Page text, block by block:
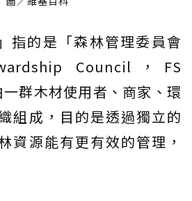
指的是「森林管理委員會
Council，FS
群木材使用者、商家、環
組成，目的是透過獨立的
資源能有更有效的管理，